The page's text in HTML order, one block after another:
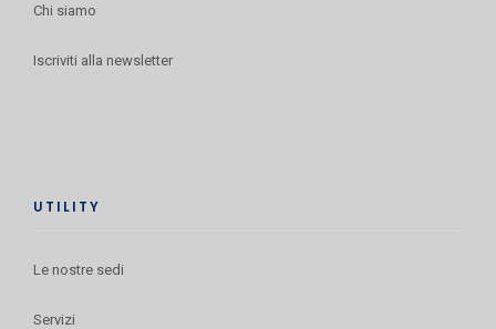
Chi siamo
Iscriviti alla newsletter
UTILITY
Le nostre sedi
Servizi